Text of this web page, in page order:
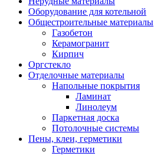
Оборудование для котельной
Общестроительные материалы
Газобетон
Керамогранит
Кирпич
Оргстекло
Отделочные материалы
Напольные покрытия
Ламинат
Линолеум
Паркетная доска
Потолочные системы
Пены, клеи, герметики
Герметики